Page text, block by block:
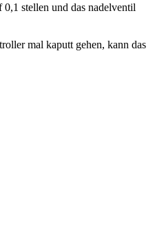
0,1 stellen und das nadelventil
mal kaputt gehen, kann das